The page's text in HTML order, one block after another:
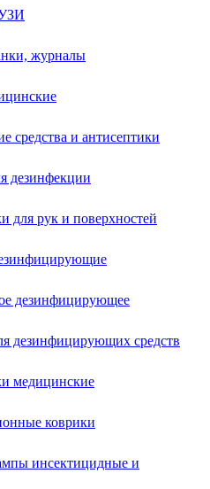
журналы
средства и антисептики
дезинфекции
для рук и поверхностей
дезинфицирующее
дезинфицирующих средств
медицинские
коврики
инсектицидные и